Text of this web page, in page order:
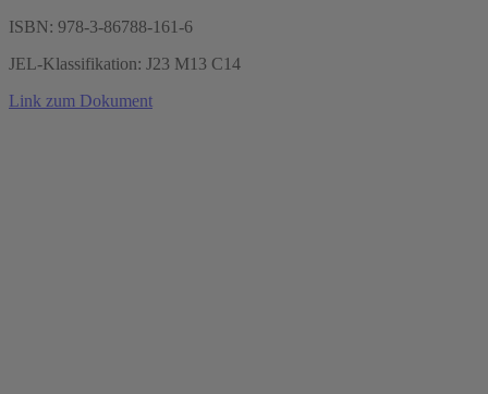
ISBN: 978-3-86788-161-6
JEL-Klassifikation: J23 M13 C14
Link zum Dokument